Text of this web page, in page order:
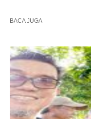
BACA JUGA